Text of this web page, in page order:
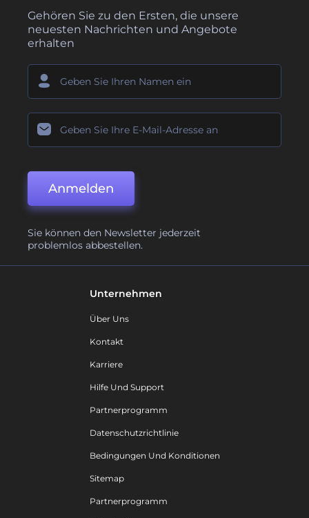
Gehören Sie zu den Ersten, die unsere
neuesten Nachrichten und Angebote
erhalten
Anmelden
Sie können den Newsletter jederzeit
problemlos abbestellen.
Unternehmen
Über Uns
Kontakt
Karriere
Hilfe Und Support
Partnerprogramm
Datenschutzrichtlinie
Bedingungen Und Konditionen
Sitemap
Partnerprogramm